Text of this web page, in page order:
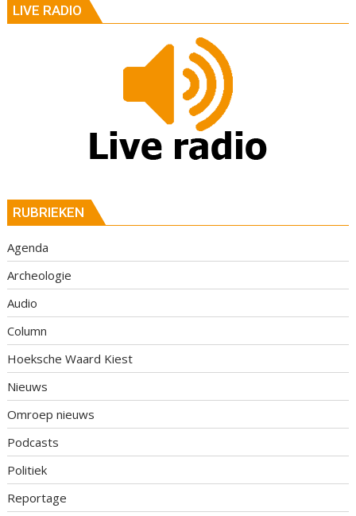
LIVE RADIO
RUBRIEKEN
Agenda
Archeologie
Audio
Column
Hoeksche Waard Kiest
Nieuws
Omroep nieuws
Podcasts
Politiek
Reportage